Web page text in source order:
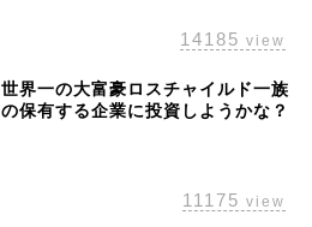
14185 view
世界一の大富豪ロスチャイルド一族
の保有する企業に投資しようかな？
11175 view